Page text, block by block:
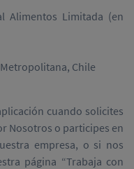
Alimentos Limitada (en
Chile
cuando solicites
Nosotros o participes en
empresa, o si nos
página “Trabaja con